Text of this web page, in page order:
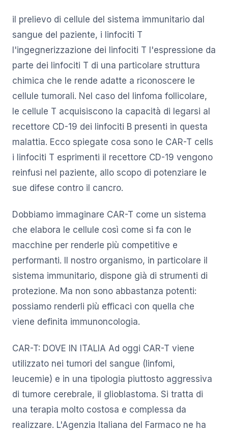
il prelievo di cellule del sistema immunitario dal
sangue del paziente, i linfociti T
l'ingegnerizzazione dei linfociti T l'espressione da
parte dei linfociti T di una particolare struttura
chimica che le rende adatte a riconoscere le
cellule tumorali. Nel caso del linfoma follicolare,
le cellule T acquisiscono la capacità di legarsi al
recettore CD-19 dei linfociti B presenti in questa
malattia. Ecco spiegate cosa sono le CAR-T cells
i linfociti T esprimenti il recettore CD-19 vengono
reinfusi nel paziente, allo scopo di potenziare le
sue difese contro il cancro.
Dobbiamo immaginare CAR-T come un sistema
che elabora le cellule così come si fa con le
macchine per renderle più competitive e
performanti. Il nostro organismo, in particolare il
sistema immunitario, dispone già di strumenti di
protezione. Ma non sono abbastanza potenti:
possiamo renderli più efficaci con quella che
viene definita immunoncologia.
CAR-T: DOVE IN ITALIA Ad oggi CAR-T viene
utilizzato nei tumori del sangue (linfomi,
leucemie) e in una tipologia piuttosto aggressiva
di tumore cerebrale, il glioblastoma. Si tratta di
una terapia molto costosa e complessa da
realizzare. L'Agenzia Italiana del Farmaco ne ha